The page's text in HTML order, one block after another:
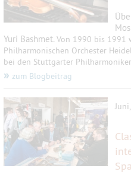
Yuri Bashmet.Von 1990 bis 1991
Philharmonischen Orchester
bei den Stuttgarter
» zum Blogbeitrag